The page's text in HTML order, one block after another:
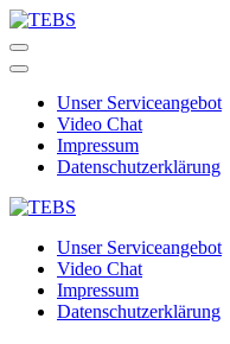
Zum
Inhalt
springen
drücken)Unser Serviceangebot
Video Chat
Impressum
Datenschutzerklärung
TEBS
trog EDV + büroservice
Unser Serviceangebot
Video Chat
Impressum
Datenschutzerklärung